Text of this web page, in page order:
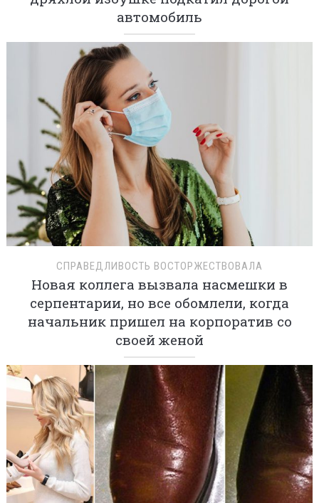
автомобиль
СПРАВЕДЛИВОСТЬ ВОСТОРЖЕСТВОВАЛА
Новая коллега вызвала насмешки в
серпентарии, но все обомлели, когда
начальник пришел на корпоратив со
своей женой